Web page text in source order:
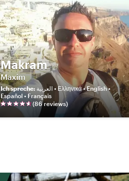
Makram
Maxim
Ich spreche: العربية • Ελληνικά • English •
Español • Français
(86reviews)